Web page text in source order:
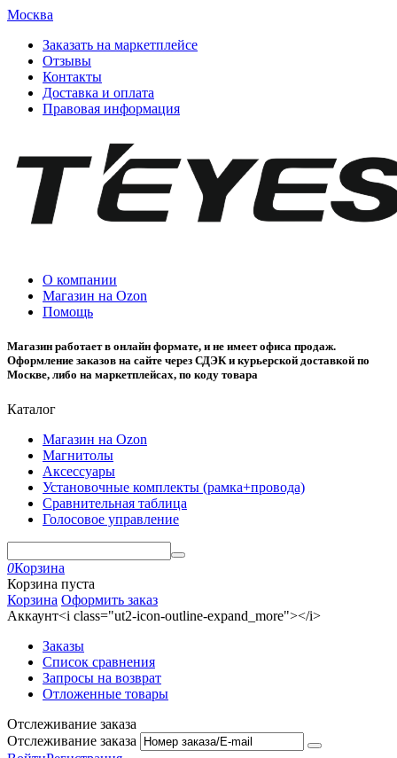
Москва
Заказать на маркетплейсе
Отзывы
Контакты
Доставка и оплата
Правовая информация
О компании
Магазин на Ozon
Помощь
Магазин работает в онлайн формате, и не имеет офиса продаж.
Оформление заказов на сайте через СДЭК и курьерской доставкой по
Москве, либо на маркетплейсах, по коду товара
Каталог
Магазин на Ozon
Магнитолы
Аксессуары
Установочные комплекты (рамка+провода)
Сравнительная таблица
Голосовое управление
0Корзина
Корзина пуста
Корзина Оформить заказ
Аккаунт<i class="ut2-icon-outline-expand_more"></i>
Заказы
Список сравнения
Запросы на возврат
Отложенные товары
Отслеживание заказа
Отслеживание заказа